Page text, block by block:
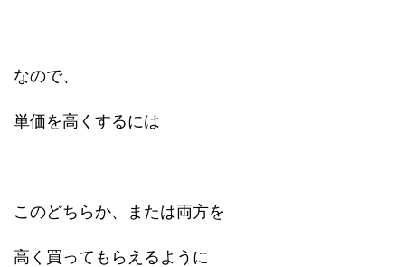
なので、
単価を高くするには
このどちらか、または両方を
高く買ってもらえるように